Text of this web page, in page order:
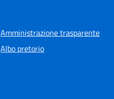
Amministrazione trasparente
Albo pretorio